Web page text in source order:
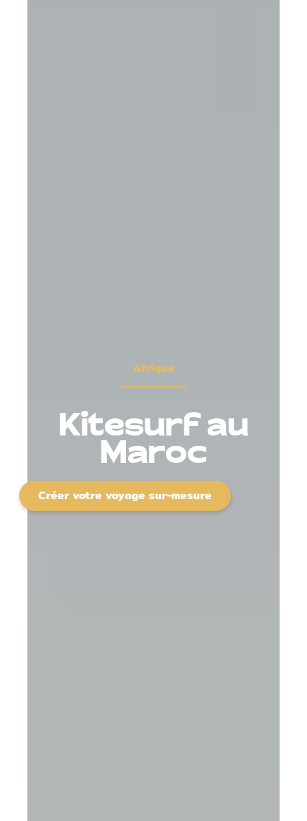
Afrique
Kitesurf au
Maroc
Créer votre voyage sur-mesure